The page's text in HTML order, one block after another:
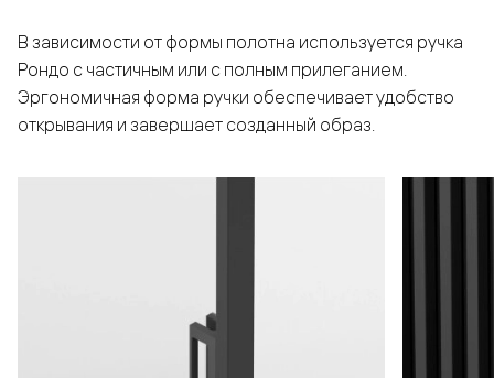
В зависимости от формы полотна используется ручка
Рондо с частичным или с полным прилеганием.
Эргономичная форма ручки обеспечивает удобство
открывания и завершает созданный образ.